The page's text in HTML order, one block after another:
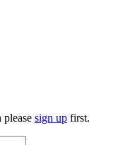
please sign up first.